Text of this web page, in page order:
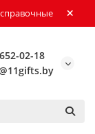
02-18